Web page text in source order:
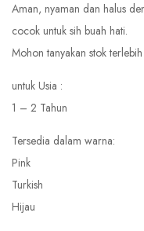
Aman, nyaman dan halus
cocok untuk sih buah hati.
Mohon tanyakan stok
untuk Usia :
1 – 2 Tahun
Tersedia dalam warna:
Pink
Turkish
Hijau